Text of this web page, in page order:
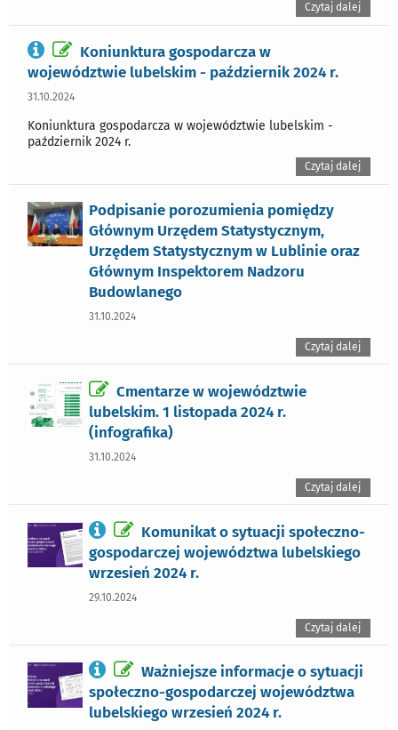
Czytaj dalej
Koniunktura gospodarcza w
województwie lubelskim - październik 2024 r.
31.10.2024
Koniunktura gospodarcza w województwie lubelskim -
październik 2024 r.
Czytaj dalej
Podpisanie porozumienia pomiędzy
Głównym Urzędem Statystycznym,
Urzędem Statystycznym w Lublinie oraz
Głównym Inspektorem Nadzoru
Budowlanego
31.10.2024
Czytaj dalej
Cmentarze w województwie
lubelskim. 1 listopada 2024 r.
(infografika)
31.10.2024
Czytaj dalej
Komunikat o sytuacji społeczno-
gospodarczej województwa lubelskiego
wrzesień 2024 r.
29.10.2024
Czytaj dalej
Ważniejsze informacje o sytuacji
społeczno-gospodarczej województwa
lubelskiego wrzesień 2024 r.